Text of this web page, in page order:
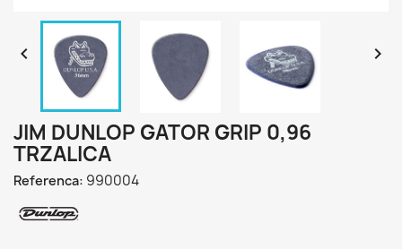
 
JIM DUNLOP GATOR GRIP 0,96
TRZALICA
Referenca: 990004